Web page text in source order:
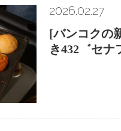
2026.02.27
[バンコクの
き432゛セナ